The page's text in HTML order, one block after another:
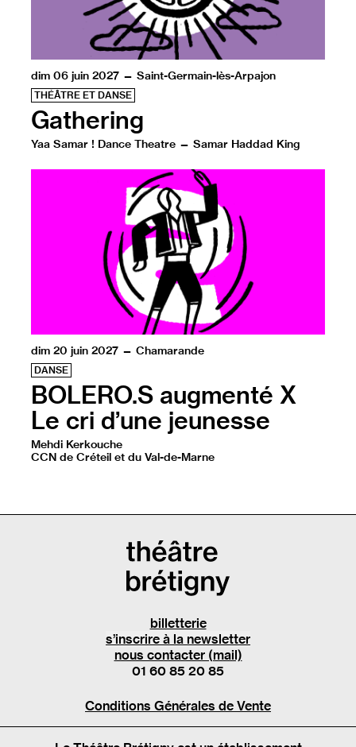
dim 06 juin 2027 — Saint-Germain-lès-Arpajon
THÉÂTRE ET DANSE
Gathering
Yaa Samar ! Dance Theatre — Samar Haddad King
dim 20 juin 2027 — Chamarande
DANSE
BOLERO.S augmenté X
Le cri d’une jeunesse
Mehdi Kerkouche
CCN de Créteil et du Val-de-Marne
billetterie
s’inscrire à la newsletter
nous contacter (mail)
01 60 85 20 85
Conditions Générales de Vente